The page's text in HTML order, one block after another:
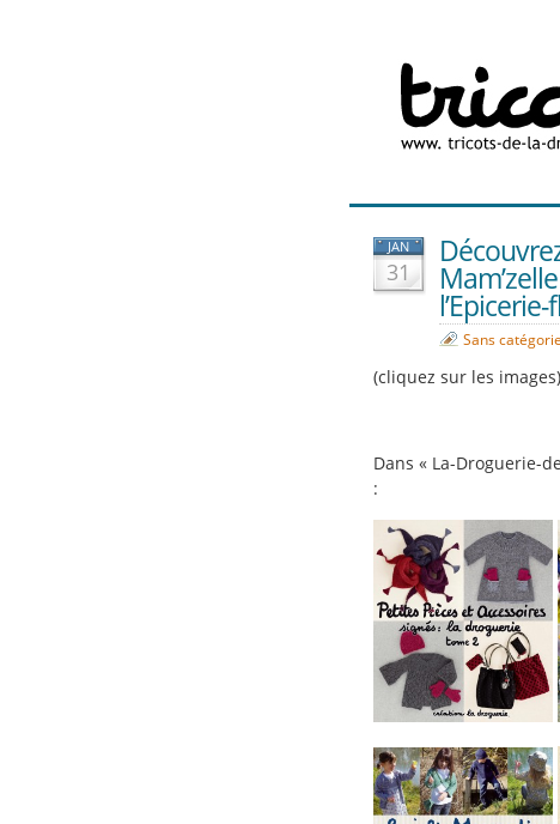
JAN
31
Sans catégorie
(cliquez sur les images)
Dans « La-Droguerie-
: